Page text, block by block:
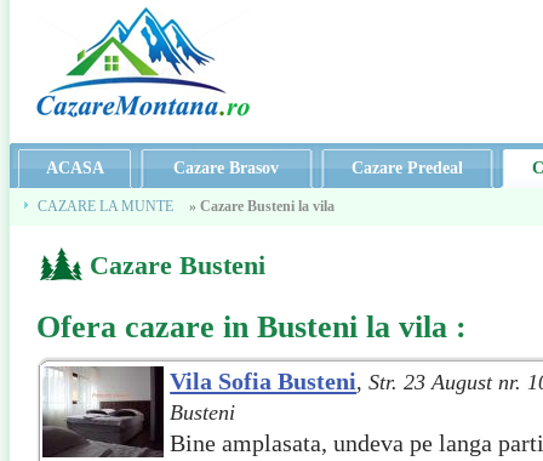
ACASA Cazare Brasov Cazare Predeal
CAZARE LA MUNTE » Cazare Busteni la vila
Cazare Busteni
Cazare Busteni
Ofera cazare in Busteni la vila :
Vila Sofia Busteni,Str. 23 August nr.
Busteni
Bine amplasata, undeva pe langa